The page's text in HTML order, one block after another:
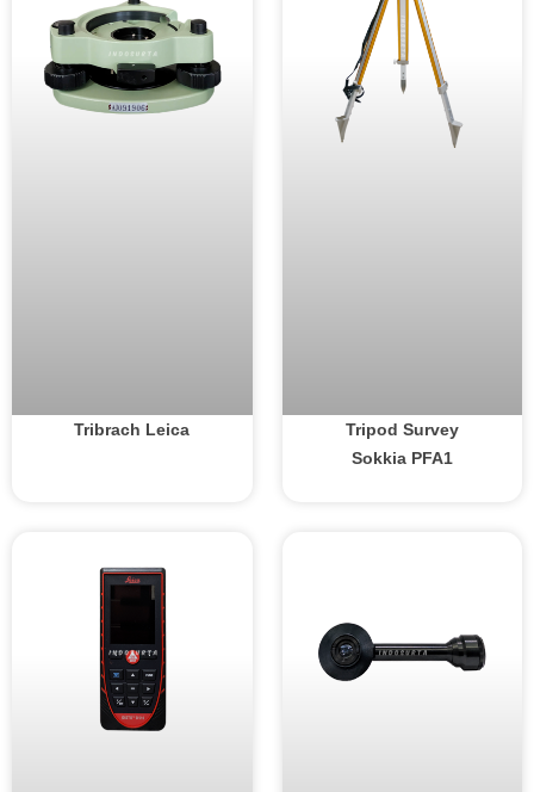
Tribrach Leica
Tripod Survey
Sokkia PFA1